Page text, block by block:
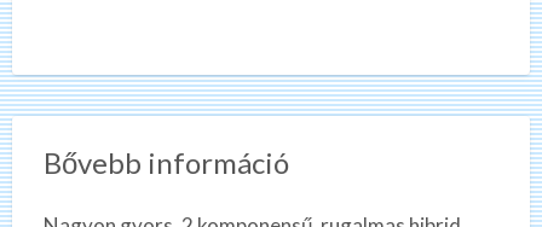
Bővebb információ